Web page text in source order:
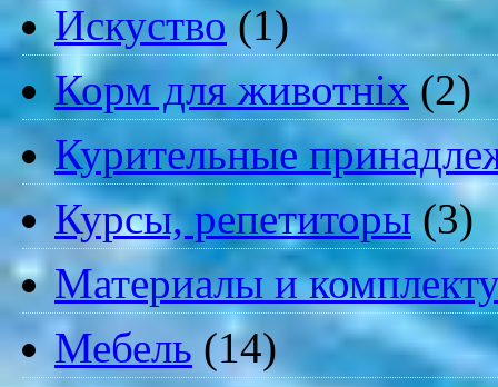
Искуство(1)
Корм для животніх(2)
Курительные
Курсы, репетиторы (3)
Материалы и
Мебель (14)